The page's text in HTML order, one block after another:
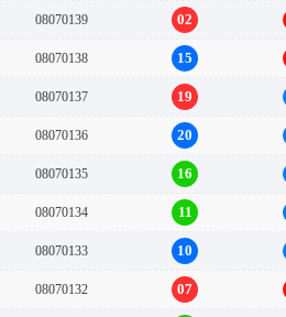
08070139 02
08070138 15
08070137 19
08070136 20
08070135 16
08070134 11
08070133 10
08070132 07